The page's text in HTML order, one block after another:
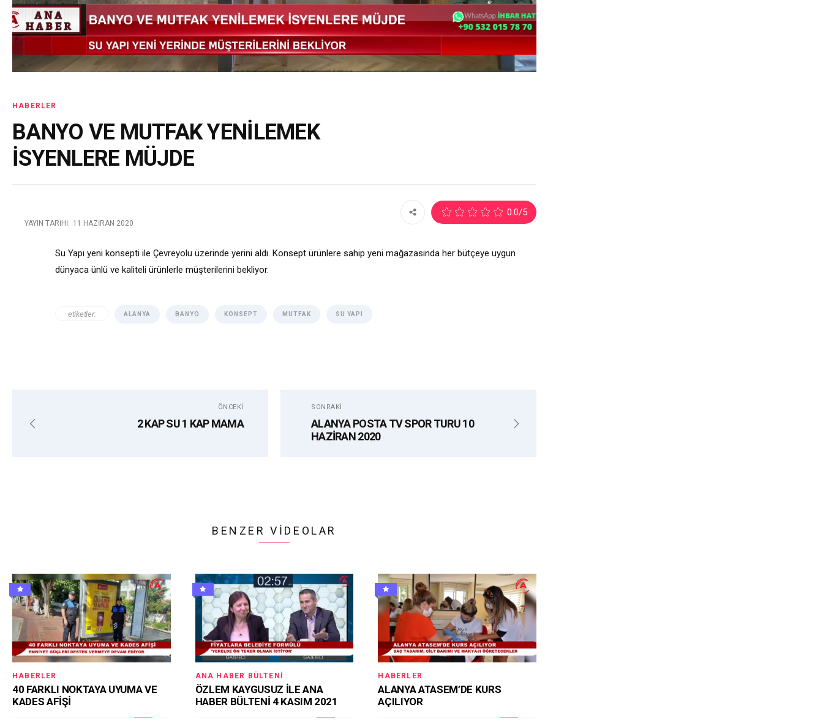
HABERLER
BANYO VE MUTFAK YENİLEMEK
İSYENLERE MÜJDE
YAYIN TARIHI: 11 HAZIRAN 2020
0.0/5
Su Yapı yeni konsepti ile Çevreyolu üzerinde yerini aldı. Konsept ürünlere sahip yeni mağazasında her bütçeye uygun
dünyaca ünlü ve kaliteli ürünlerle müşterilerini bekliyor.
etiketler: ALANYA BANYO KONSEPT MUTFAK SU YAPI
ÖNCEKI
2 KAP SU 1 KAP MAMA
SONRAKI
ALANYA POSTA TV SPOR TURU 10
HAZİRAN 2020
BENZER VIDEOLAR
HABERLER
40 FARKLI NOKTAYA UYUMA VE
KADES AFİŞİ
ANA HABER BÜLTENI
ÖZLEM KAYGUSUZ İLE ANA
HABER BÜLTENİ 4 KASIM 2021
HABERLER
ALANYA ATASEM’DE KURS
AÇILIYOR